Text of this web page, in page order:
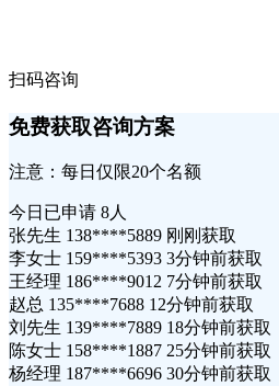
扫码咨询
免费获取咨询方案
注意：每日仅限20个名额
今日已申请 8人
张先生 138****5889 刚刚获取
李女士 159****5393 3分钟前获取
王经理 186****9012 7分钟前获取
赵总 135****7688 12分钟前获取
刘先生 139****7889 18分钟前获取
陈女士 158****1887 25分钟前获取
杨经理 187****6696 30分钟前获取